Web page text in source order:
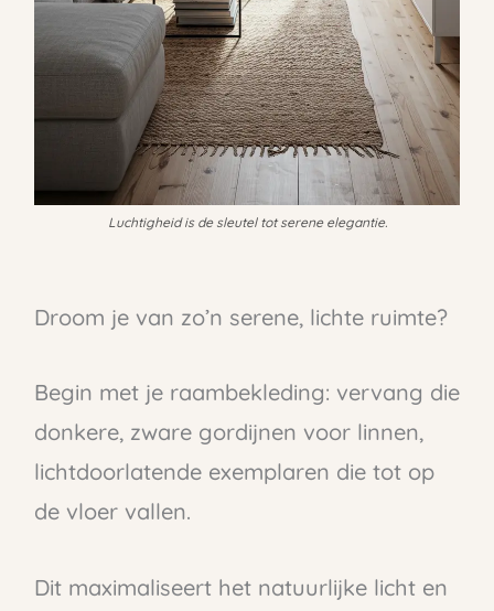
Luchtigheid is de sleutel tot serene elegantie.
Droom je van zo’n serene, lichte ruimte?
Begin met je raambekleding: vervang die
donkere, zware gordijnen voor linnen,
lichtdoorlatende exemplaren die tot op
de vloer vallen.
Dit maximaliseert het natuurlijke licht en